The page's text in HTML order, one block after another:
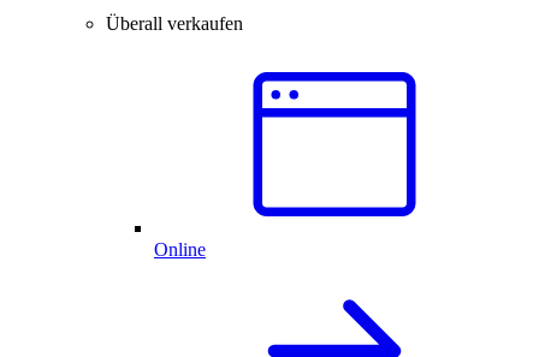
Überall verkaufen
Online